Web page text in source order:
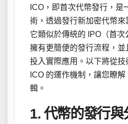
ICO，即首次代幣發行，是
術，透過發行新加密代幣來
它類似於傳統的 IPO（首次
擁有更簡便的發行流程，
投入實際應用。以下將從
ICO 的運作機制，讓您瞭
輯。
1. 代幣的發行與